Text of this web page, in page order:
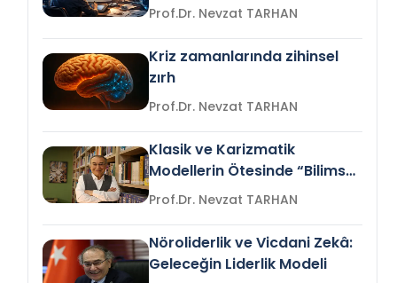
Prof.Dr. Nevzat TARHAN
Kriz zamanlarında zihinsel
zırh
Prof.Dr. Nevzat TARHAN
Klasik ve Karizmatik
Modellerin Ötesinde “Bilimsel
Liderlik”
Prof.Dr. Nevzat TARHAN
Nöroliderlik ve Vicdani Zekâ:
Geleceğin Liderlik Modeli